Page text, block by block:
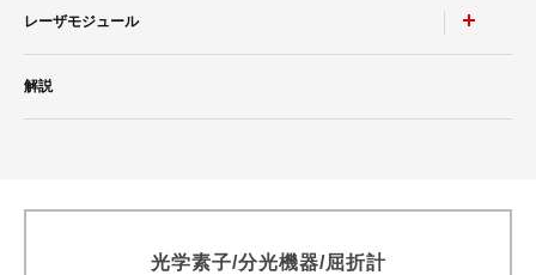
ラミナー型レプリカ回折格子（真空紫外・軟X線領域用）
レーザモジュール
イプ
解説
光学素子/分光機器/屈折計